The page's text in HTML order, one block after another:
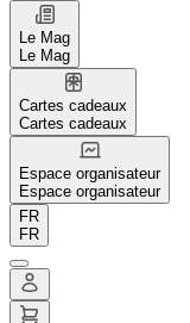
Le Mag
Le Mag
Cartes cadeaux
Cartes cadeaux
Espace organisateur
Espace organisateur
FR
FR